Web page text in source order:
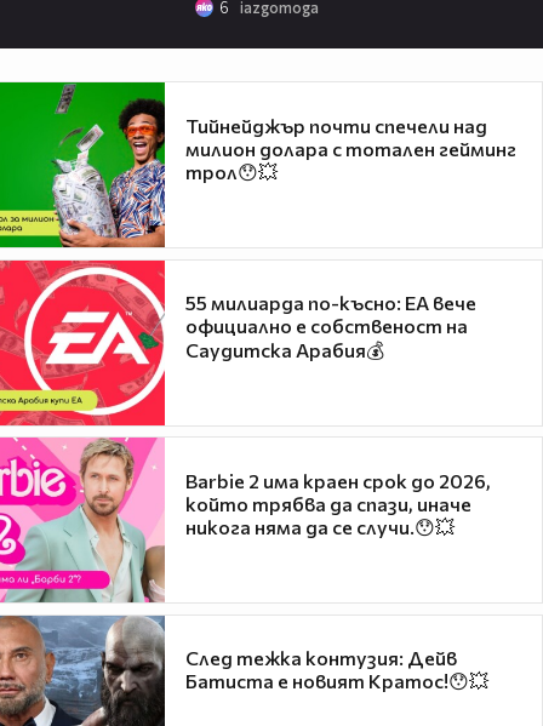
6 iazgomoga
Тийнейджър почти спечели над
милион долара с тотален гейминг
трол😯💥
55 милиарда по-късно: EA вече
официално е собственост на
Саудитска Арабия💰
Barbie 2 има краен срок до 2026,
който трябва да спази, иначе
никога няма да се случи.😯💥
След тежка контузия: Дейв
Батиста е новият Кратос!😯💥